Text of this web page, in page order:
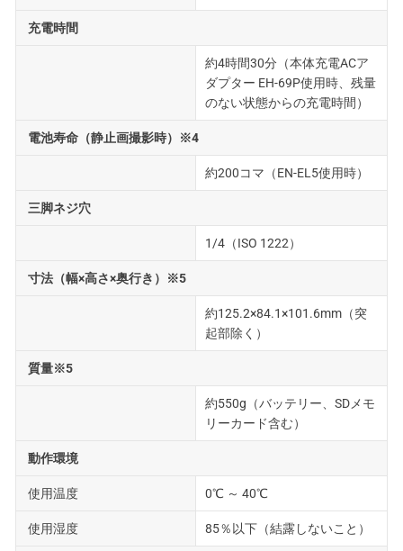
充電時間
約4時間30分（本体充電ACア
ダプター EH-69P使用時、残量
のない状態からの充電時間）
電池寿命（静止画撮影時）※4
約200コマ（EN-EL5使用時）
三脚ネジ穴
1/4（ISO 1222）
寸法（幅×高さ×奥行き）※5
約125.2×84.1×101.6mm（突
起部除く）
質量※5
約550g（バッテリー、SDメモ
リーカード含む）
動作環境
使用温度 0℃ ～ 40℃
使用湿度 85％以下（結露しないこと）